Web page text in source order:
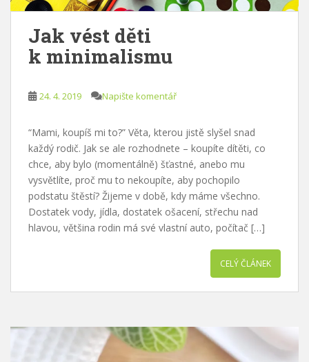
Jak vést děti
k minimalismu
24. 4. 2019 Napište komentář
“Mami, koupíš mi to?” Věta, kterou jistě slyšel snad
každý rodič. Jak se ale rozhodnete – koupíte dítěti, co
chce, aby bylo (momentálně) šťastné, anebo mu
vysvětlíte, proč mu to nekoupíte, aby pochopilo
podstatu štěstí? Žijeme v době, kdy máme všechno.
Dostatek vody, jídla, dostatek ošacení, střechu nad
hlavou, většina rodin má své vlastní auto, počítač […]
CELÝ ČLÁNEK